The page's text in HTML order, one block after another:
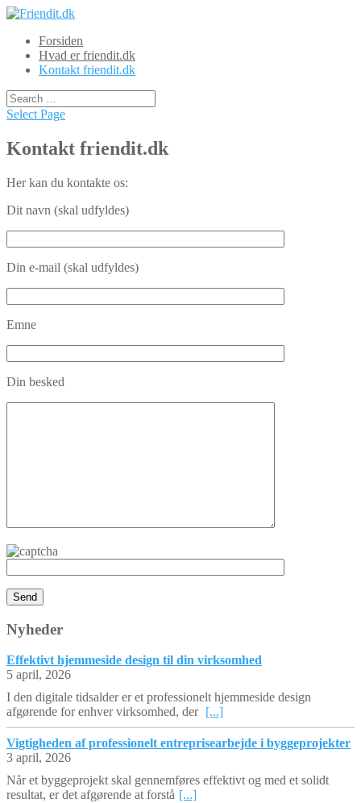
Forsiden
Hvad er friendit.dk
Kontakt friendit.dk
Select Page
Kontakt friendit.dk
Her kan du kontakte os:
Dit navn (skal udfyldes)
Din e-mail (skal udfyldes)
Emne
Din besked
Nyheder
Effektivt hjemmeside design til din virksomhed
5 april, 2026
I den digitale tidsalder er et professionelt hjemmeside design
afgørende for enhver virksomhed, der [...]
Vigtigheden af professionelt entreprisearbejde i byggeprojekter
3 april, 2026
Når et byggeprojekt skal gennemføres effektivt og med et solidt
resultat, er det afgørende at forstå [...]